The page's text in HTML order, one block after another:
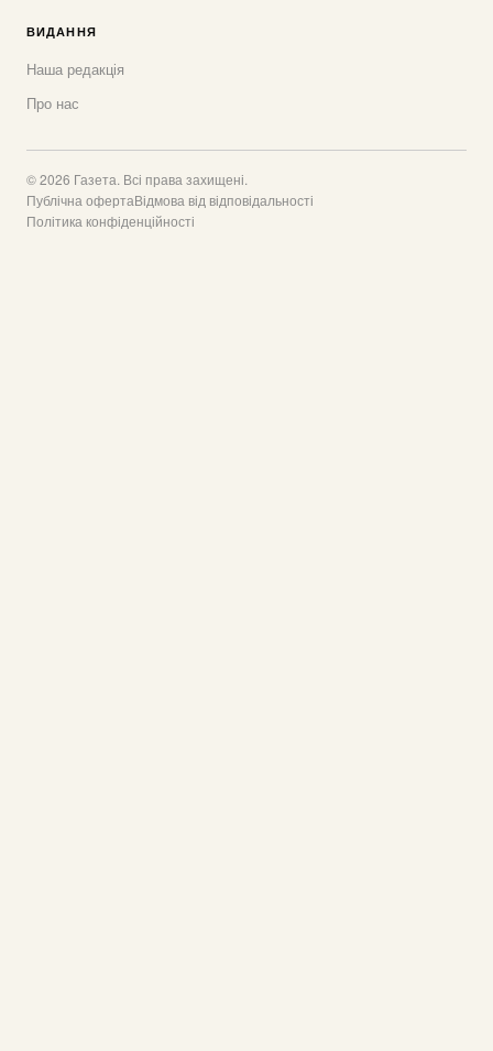
ВИДАННЯ
Наша редакція
Про нас
© 2026 Газета. Всі права захищені.
Публічна офертаВідмова від відповідальності
Політика конфіденційності